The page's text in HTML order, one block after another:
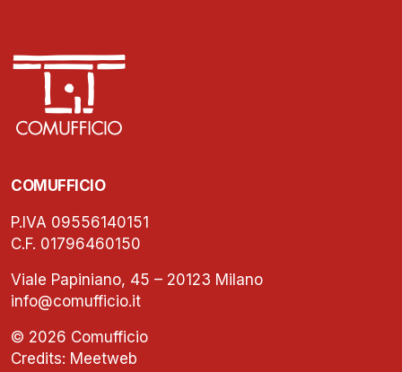
COMUFFICIO
P.IVA 09556140151
C.F. 01796460150
Viale Papiniano, 45 – 20123 Milano
info@comufficio.it
© 2026 Comufficio
Credits: Meetweb